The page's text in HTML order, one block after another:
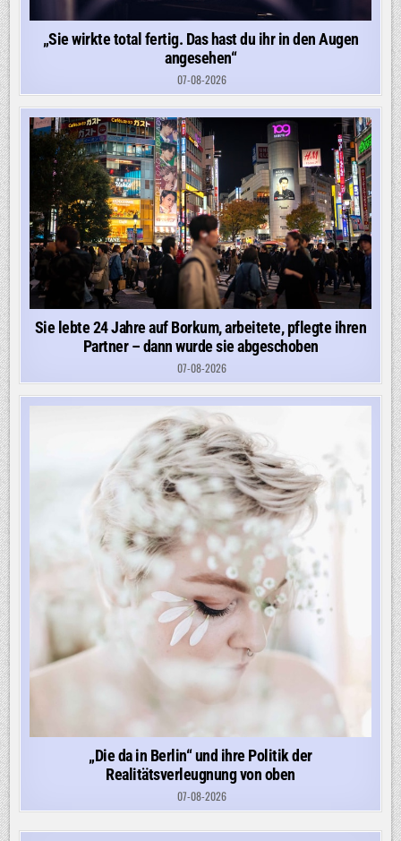
„Sie wirkte total fertig. Das hast du ihr in den Augen
angesehen“
07-08-2026
Sie lebte 24 Jahre auf Borkum, arbeitete, pflegte ihren
Partner – dann wurde sie abgeschoben
07-08-2026
„Die da in Berlin“ und ihre Politik der
Realitätsverleugnung von oben
07-08-2026